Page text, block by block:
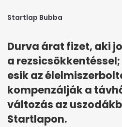
Startlap Bubba
Durva árat fizet, aki
a
esik az
kompenzálják a
változás az
Startlapon.